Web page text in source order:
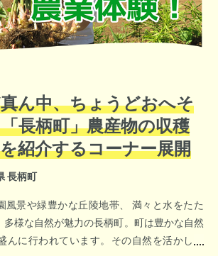
”もPRしました。
ん中、​ちょうどおへそ
長柄町」​農産物の収穫
紹介するコーナー展開​
長柄町
風景や緑豊かな丘陵地帯、 満々と水をたた
多様な自然が魅力の長柄町。町は豊かな自然
んに行われています。​その自然を活かした